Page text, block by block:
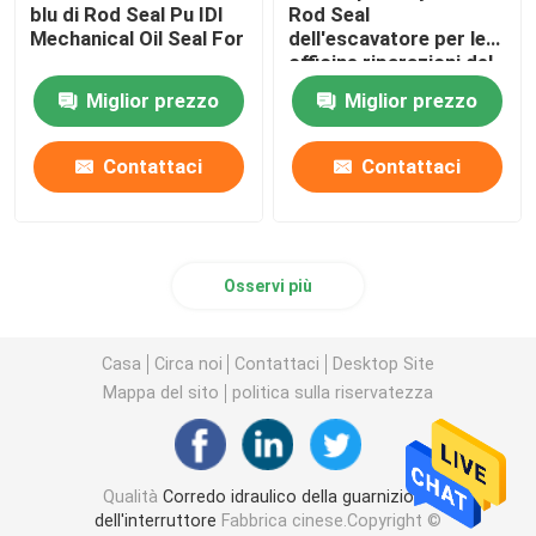
Kit guarnizioni caricatore
blu di Rod Seal Pu IDI
Mechanical Oil Seal For
Miglior prezzo
Contattaci
Rod Seal
dell'escavatore per le
officine riparazioni del
macchinario
Miglior prezzo
Contattaci
Osservi più
Casa Circa noi Contattaci
Desktop Site
Mappa del sito
politica sulla riservatezza
Qualità Corredo idraulico della guarnizione
dell'interruttore Fabbrica cinese.Copyright ©